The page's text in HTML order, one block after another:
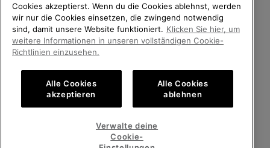
Österreich
©2026SOREL. Alle Rechte vorbehalten.
Datenschutz Nutzungsbedingungen
Allgemeine Verkaufsbedingungen Garantiebestimmungen
Impressum
Kundenservice: Mo- Fr. 9:00 - 13:00 & 14:00- 18:00 Uhr
WILLKOMMEN BEI SOREL.
BITTE WÄHLEN SIE IHR
LIEFERLAND.
Online-Einkauf verfügbar
Cookies akzeptierst. Wenn du die Cookies ablehnst, werden
wir nur die Cookies einsetzen, die zwingend notwendig
sind, damit unsere Website funktioniert. Klicken Sie hier, um
weitere Informationen in unseren vollständigen Cookie-
Richtlinien einzusehen.
Alle Cookies
akzeptieren
Alle Cookies
ablehnen
Verwalte deine
Cookie-